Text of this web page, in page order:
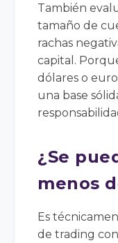
También
tamaño de
rachas
capital.
dólares o
una base
¿Se
menos
Es
de trading